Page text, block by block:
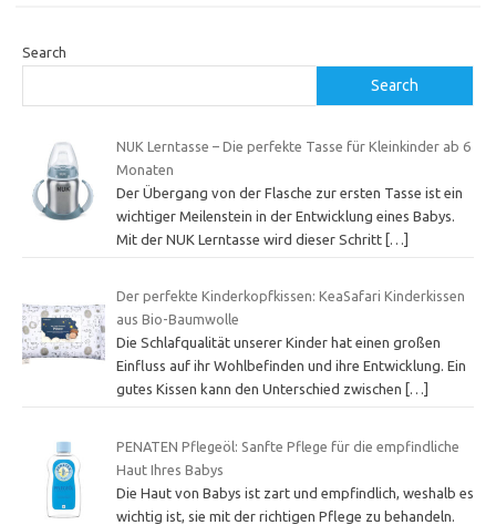
Search
Search
NUK Lerntasse – Die perfekte Tasse für Kleinkinder ab 6
Monaten
Der Übergang von der Flasche zur ersten Tasse ist ein
wichtiger Meilenstein in der Entwicklung eines Babys.
Mit der NUK Lerntasse wird dieser Schritt […]
Der perfekte Kinderkopfkissen: KeaSafari Kinderkissen
aus Bio-Baumwolle
Die Schlafqualität unserer Kinder hat einen großen
Einfluss auf ihr Wohlbefinden und ihre Entwicklung. Ein
gutes Kissen kann den Unterschied zwischen
[…]
PENATEN Pflegeöl: Sanfte Pflege für die empfindliche
Haut Ihres Babys
Die Haut von Babys ist zart und empfindlich, weshalb es
wichtig ist, sie mit der richtigen Pflege zu behandeln.